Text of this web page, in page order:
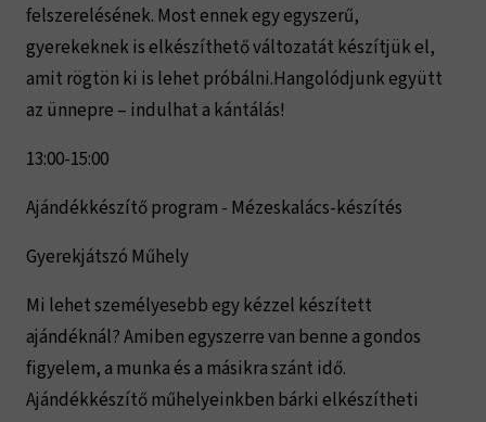
felszerelésének. Most ennek egy egyszerű,
gyerekeknek is elkészíthető változatát készítjük el,
amit rögtön ki is lehet próbálni.Hangolódjunk együtt
az ünnepre – indulhat a kántálás!
13:00-15:00
Ajándékkészítő program - Mézeskalács-készítés
Gyerekjátszó Műhely
Mi lehet személyesebb egy kézzel készített
ajándéknál? Amiben egyszerre van benne a gondos
figyelem, a munka és a másikra szánt idő.
Ajándékkészítő műhelyeinkben bárki elkészítheti